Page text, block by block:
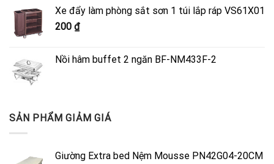
4.500.000 ₫.là:
Xe đẩy làm phòng sắt sơn 1 túi lắp ráp VS61X01
200 ₫
Nồi hâm buffet 2 ngăn BF-NM433F-2
SẢN PHẨM GIẢM GIÁ
Giường Extra bed Nệm Mousse PN42G04-20CM